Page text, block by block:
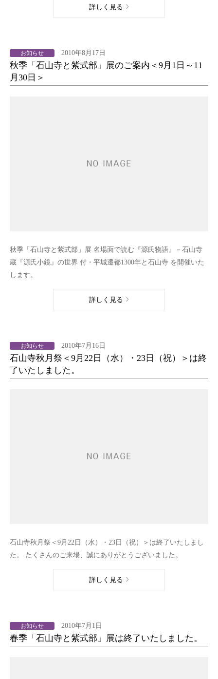
詳しく見る
お知らせ 2010年8月17日
秋季「石山寺と紫式部」展のご案内＜9月1日～11
月30日＞
秋季「石山寺と紫式部」展 名場面で読む『源氏物語』－石山寺
蔵『源氏小鏡』の世界 付・平城遷都1300年と石山寺 を開催いた
します。
詳しく見る
お知らせ 2010年7月16日
石山寺秋月祭＜9月22日（水）・23日（祝）＞は終
了いたしました。
石山寺秋月祭＜9月22日（水）・23日（祝）＞は終了いたしまし
た。 たくさんのご来場、誠にありがとうございました。
詳しく見る
お知らせ 2010年7月1日
春季「石山寺と紫式部」展は終了いたしました。